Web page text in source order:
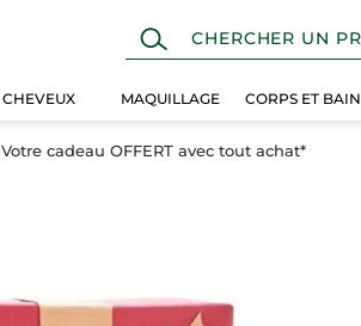
CHEVEUX MAQUILLAGE CORPS ET BAIN
Votre cadeau OFFERT avec tout achat*